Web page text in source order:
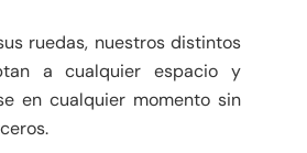
ruedas, nuestros distintos
a cualquier espacio y
en cualquier momento sin